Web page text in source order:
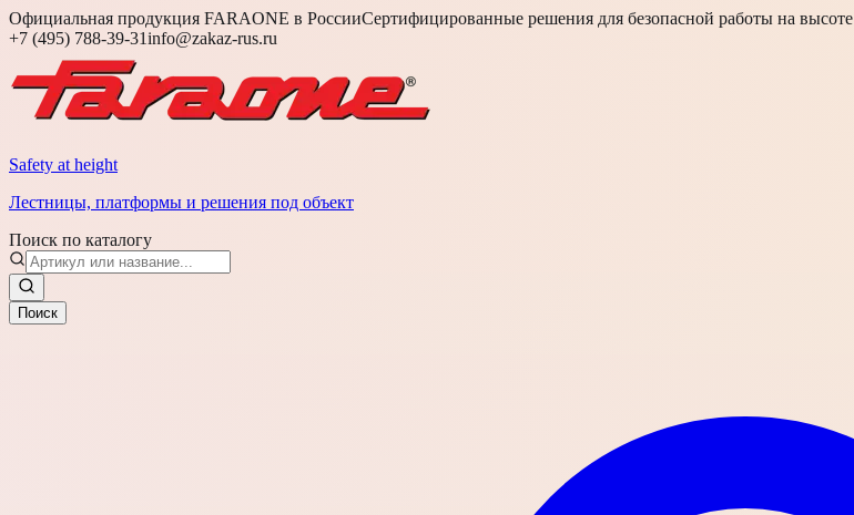
Официальная продукция FARAONE в РоссииСертифицированные решения для безопасной работы на высоте
+7 (495) 788-39-31info@zakaz-rus.ru
Safety at height
Лестницы, платформы и решения под объект
Поиск по каталогу
Поиск